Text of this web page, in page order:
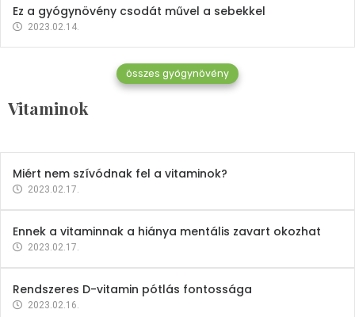
Ez a gyógynövény csodát művel a sebekkel
2023.02.14.
összes gyógynövény
Vitaminok
Vitaminok
Mindent a B-12 vitaminról
2023.02.27.
Miért nem szívódnak fel a vitaminok?
2023.02.17.
Ennek a vitaminnak a hiánya mentális zavart okozhat
2023.02.17.
Rendszeres D-vitamin pótlás fontossága
2023.02.16.